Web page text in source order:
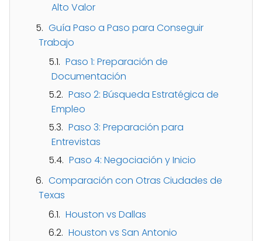
Alto Valor
Guía Paso a Paso para Conseguir
Trabajo
Paso 1: Preparación de
Documentación
Paso 2: Búsqueda Estratégica de
Empleo
Paso 3: Preparación para
Entrevistas
Paso 4: Negociación y Inicio
Comparación con Otras Ciudades de
Texas
Houston vs Dallas
Houston vs San Antonio